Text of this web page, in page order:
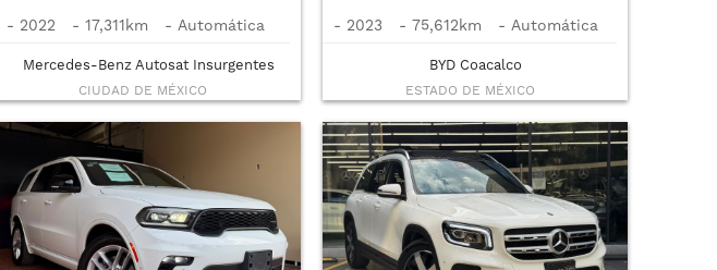
- 2022 - 17,311km - Automática
Mercedes-Benz Autosat Insurgentes
CIUDAD DE MÉXICO
- 2023 - 75,612km - Automática
BYD Coacalco
ESTADO DE MÉXICO